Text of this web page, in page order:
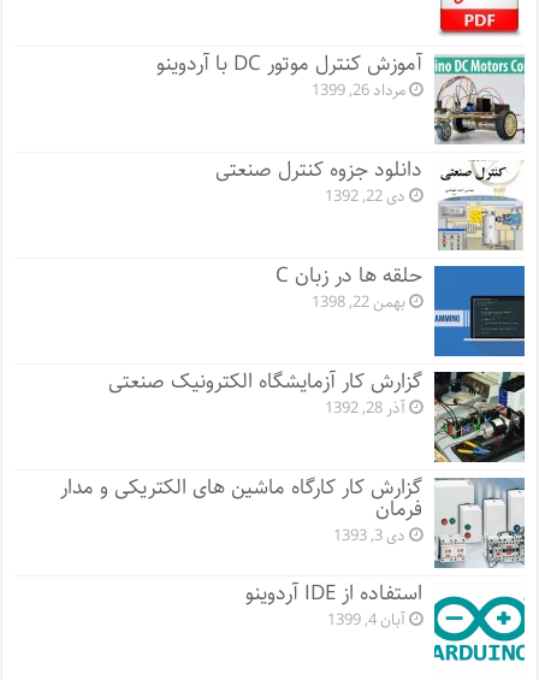
آموزش کنترل موتور DC با آردوینو
مرداد 26, 1399
دانلود جزوه کنترل صنعتی
دی 22, 1392
حلقه ها در زبان C
بهمن 22, 1398
گزارش کار آزمایشگاه الکترونیک صنعتی
آذر 28, 1392
گزارش کار کارگاه ماشین های الکتریکی و مدار
فرمان
دی 3, 1393
استفاده از IDE آردوینو
آبان 4, 1399